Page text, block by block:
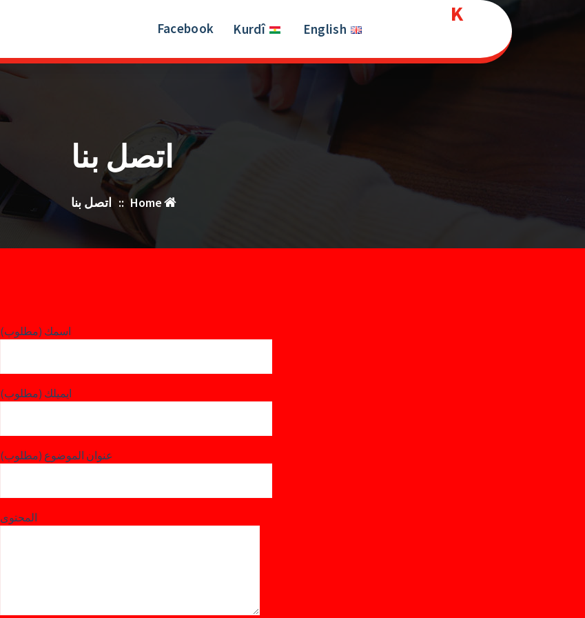
Kurds
English
Kurdî
Facebook
اتصل بنا
Home
:: اتصل بنا
اسمك (مطلوب)
ايميلك (مطلوب)
عنوان الموضوع (مطلوب)
المحتوى